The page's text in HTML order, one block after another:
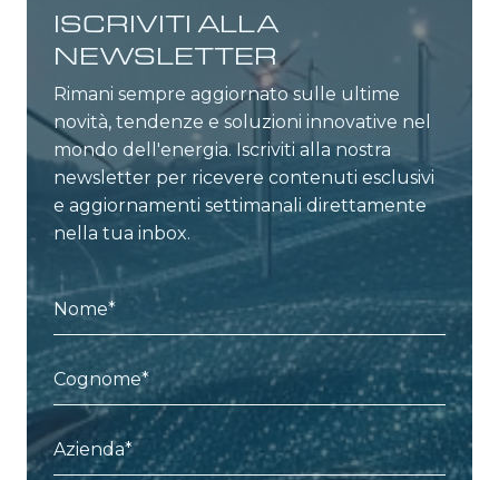
ISCRIVITI ALLA
NEWSLETTER
Rimani sempre aggiornato sulle ultime
novità, tendenze e soluzioni innovative nel
mondo dell'energia. Iscriviti alla nostra
newsletter per ricevere contenuti esclusivi
e aggiornamenti settimanali direttamente
nella tua inbox.